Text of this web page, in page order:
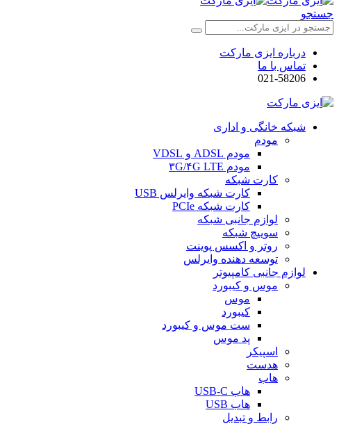
جستجو
درباره ایزی مارکت
تماس با ما
021-58206
شبکه خانگی و اداری
مودم
مودم ADSL و VDSL
مودم ۳G/۴G LTE
کارت شبکه
کارت شبکه وایرلس USB
کارت شبکه PCIe
لوازم جانبی شبکه
سوییچ شبکه
روتر و اکسس پوینت
توسعه دهنده وایرلس
لوازم جانبی کامپیوتر
موس و کیبورد
موس
کیبورد
ست موس و کیبورد
پد موس
اسپیکر
هدست
هاب
هاب USB-C
هاب USB
رابط و تبدیل